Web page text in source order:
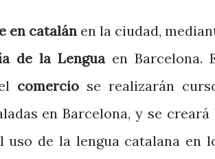
en catalánen la ciudad,
de la Lenguaen Barcelona.
comerciose realizarán
en Barcelona, ​​y se creará
uso de la lengua catalana en